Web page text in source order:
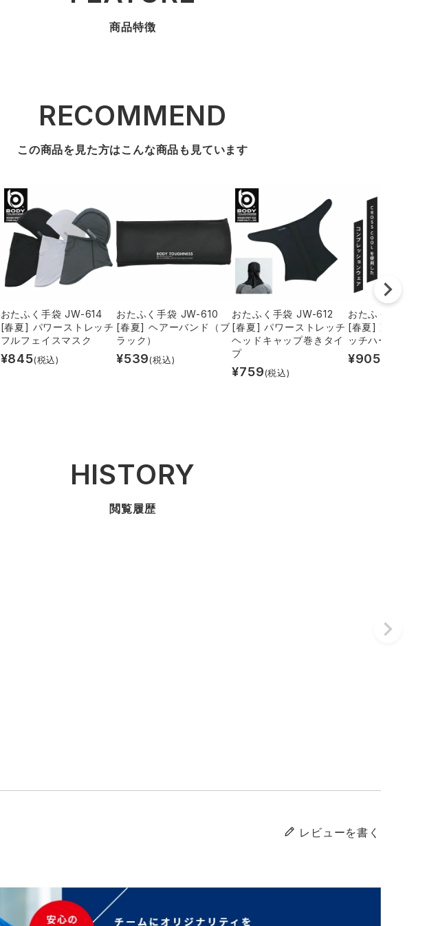
商品特徴
RECOMMEND
この商品を見た方はこんな商品も見ています
おたふく手袋 JW-614
[春夏] パワーストレッチ
フルフェイスマスク
¥845(税込)
おたふく手袋 JW-610
[春夏] ヘアーバンド（ブ
ラック）
¥539(税込)
おたふく手袋 JW-612
[春夏] パワーストレッチ
ヘッドキャップ巻きタイ
プ
¥759(税込)
おたふく手袋
[春夏] 冷感パワ
ッチハーフパン
¥905
HISTORY
閲覧履歴
レビューを書く